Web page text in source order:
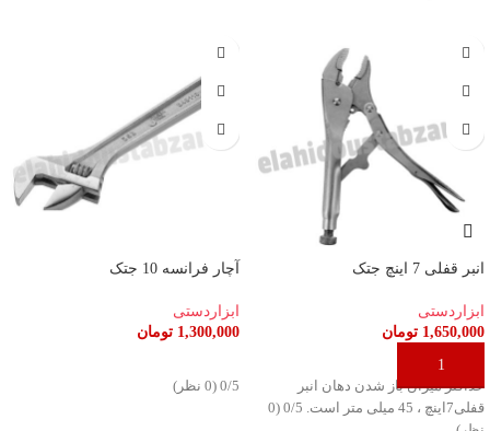
انبر قفلی 7 اینچ جتک
ابزاردستی
1,650,000 تومان
افزودن به سبد خرید
حداکثر میزان باز شدن دهان انبر
قفلی7اینچ ، 45 میلی متر است. ‫0/5 ‫(0
آچار فرانسه 10 جتک
ابزاردستی
1,300,000 تومان
‫0/5 ‫(0 نظر)